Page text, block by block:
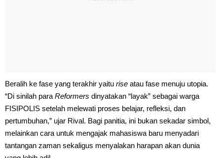
Beralih ke fase yang terakhir yaitu rise atau fase menuju utopia.
“Di sinilah para Reformers dinyatakan “layak” sebagai warga
FISIPOLIS setelah melewati proses belajar, refleksi, dan
pertumbuhan,” ujar Rival. Bagi panitia, ini bukan sekadar simbol,
melainkan cara untuk mengajak mahasiswa baru menyadari
tantangan zaman sekaligus menyalakan harapan akan dunia